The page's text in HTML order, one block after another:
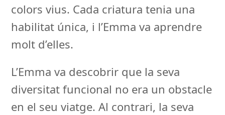
colors vius. Cada criatura tenia una
habilitat única, i l’Emma va aprendre
molt d’elles.
L’Emma va descobrir que la seva
diversitat funcional no era un obstacle
en el seu viatge. Al contrari, la seva